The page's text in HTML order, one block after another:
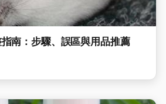
南：步驟、誤區與用品推薦